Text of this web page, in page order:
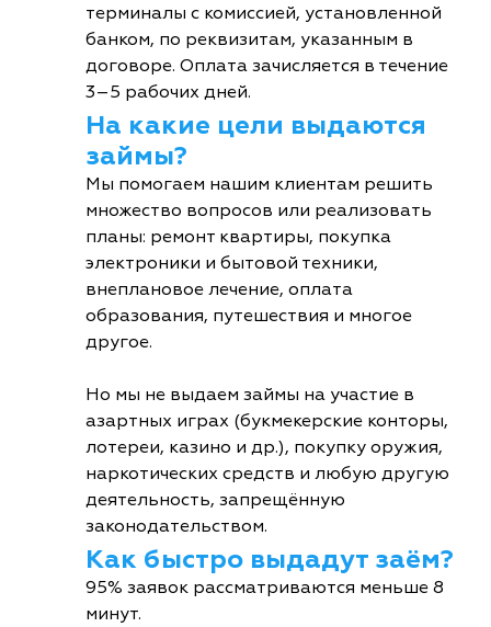
терминалы с комиссией, установленной
банком, по реквизитам, указанным в
договоре. Оплата зачисляется в течение
3–5 рабочих дней.
На какие цели выдаются
займы?
Мы помогаем нашим клиентам решить
множество вопросов или реализовать
планы: ремонт квартиры, покупка
электроники и бытовой техники,
внеплановое лечение, оплата
образования, путешествия и многое
другое.
Но мы не выдаем займы на участие в
азартных играх (букмекерские конторы,
лотереи, казино и др.), покупку оружия,
наркотических средств и любую другую
деятельность, запрещённую
законодательством.
Как быстро выдадут заём?
95% заявок рассматриваются меньше 8
минут.